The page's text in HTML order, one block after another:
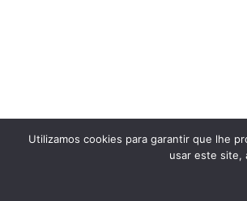
Utilizamos cookies para garantir que lhe
usar este site,